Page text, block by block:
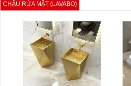
CHẬU RỬA MẶT (LAVABO)